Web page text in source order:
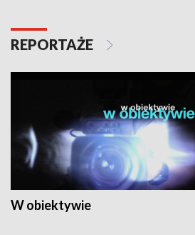
REPORTAŻE
W obiektywie